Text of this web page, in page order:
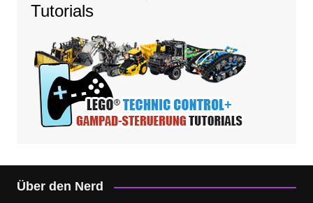
Tutorials
Über den Nerd